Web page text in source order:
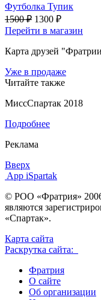
Футболка Тупик
1500 ₽ 1300 ₽
Перейти в магазин
Карта друзей
Уже в продаже
Читайте также
МиссСпартак 2018
Подробнее
Реклама
Вверх
App iSpartak
© РОО «Фратрия»
являются
«Спартак».
Карта сайта
Раскрутка сайта:
Фратрия
О сайте
Об организации